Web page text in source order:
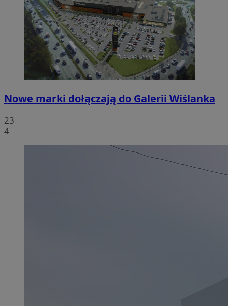
Nowe marki dołączają do Galerii Wiślanka
23
4